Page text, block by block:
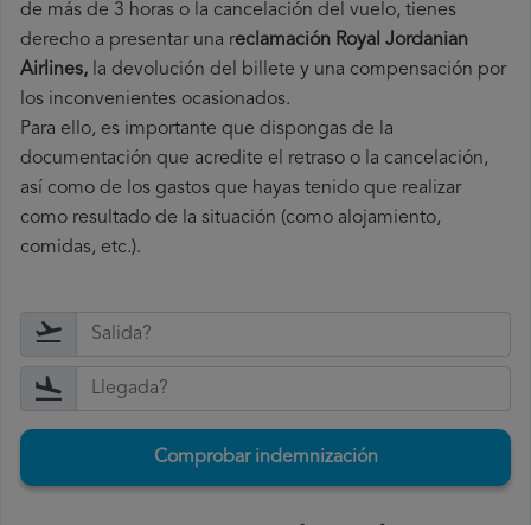
de más de 3 horas o la cancelación del vuelo, tienes
derecho a presentar una reclamación Royal Jordanian
Airlines, la devolución del billete y una compensación por
los inconvenientes ocasionados.
Para ello, es importante que dispongas de la
documentación que acredite el retraso o la cancelación,
así como de los gastos que hayas tenido que realizar
como resultado de la situación (como alojamiento,
comidas, etc.).
Comprobar indemnización